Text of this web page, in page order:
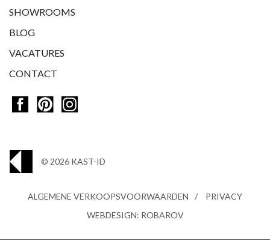
SHOWROOMS
BLOG
VACATURES
CONTACT
© 2026 KAST-ID
ALGEMENE VERKOOPSVOORWAARDEN
PRIVACY
WEBDESIGN: ROBAROV